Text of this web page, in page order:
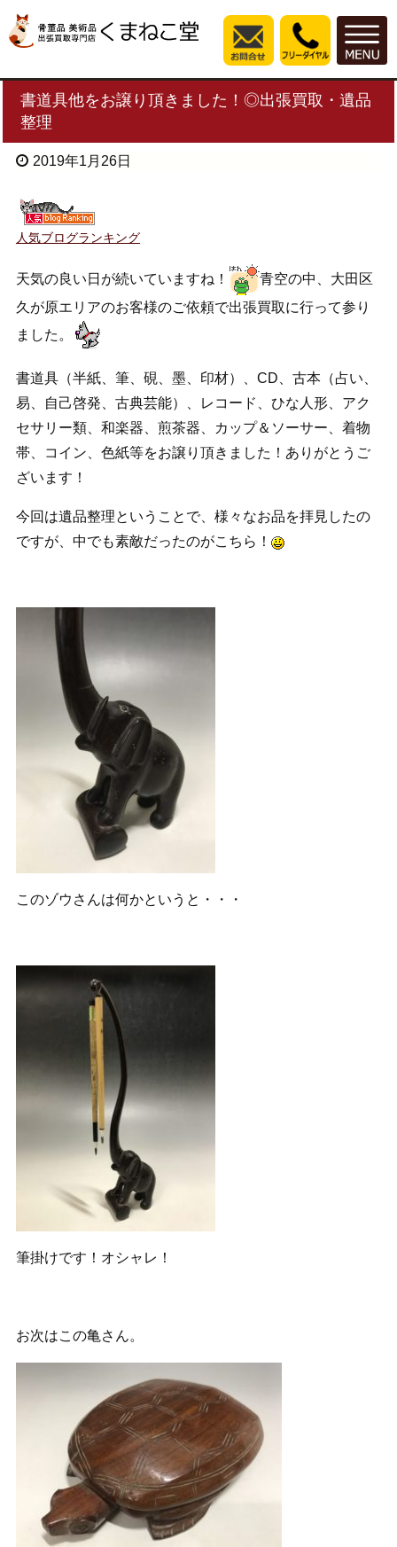
書道具他をお譲り頂きました！◎出張買取・遺品
整理
2019年1月26日
人気ブログランキング
天気の良い日が続いていますね！
青空の中、大田区
久が原エリアのお客様のご依頼で出張買取に行って参り
ました。
書道具（半紙、筆、硯、墨、印材）、CD、古本（占い、
易、自己啓発、古典芸能）、レコード、ひな人形、アク
セサリー類、和楽器、煎茶器、カップ＆ソーサー、着物
帯、コイン、色紙等をお譲り頂きました！ありがとうご
ざいます！
今回は遺品整理ということで、様々なお品を拝見したの
ですが、中でも素敵だったのがこちら！
このゾウさんは何かというと・・・
筆掛けです！オシャレ！
お次はこの亀さん。